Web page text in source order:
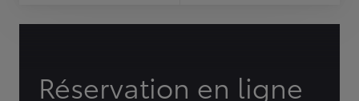
Réservation en ligne